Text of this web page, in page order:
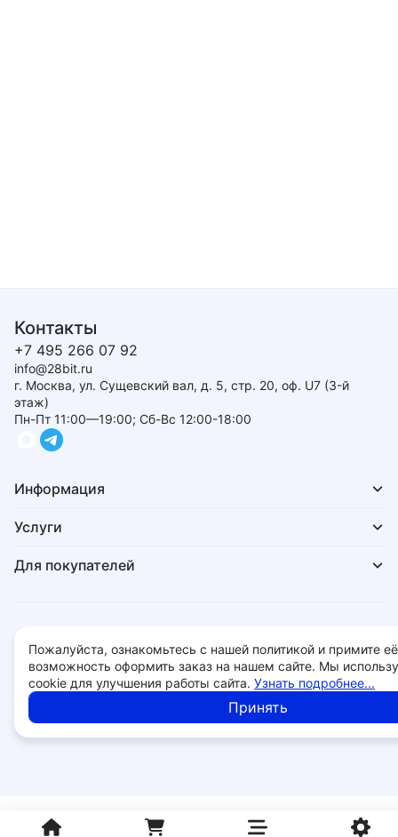
Контакты
+7 495 266 07 92
info@28bit.ru
г. Москва, ул. Сущевский вал, д. 5, стр. 20, оф. U7 (3-й
этаж)
Пн-Пт 11:00—19:00; Сб-Вс 12:00-18:00
Информация
Услуги
Для покупателей
© 2026 - 28bit.ru компьютеры и комплектующие.
Пожалуйста, ознакомьтесь с нашей политикой и примите
возможность оформить заказ на нашем сайте. Мы
cookie для улучшения работы сайта. Узнать подробнее...
Принять